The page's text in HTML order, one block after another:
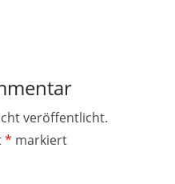
veröffentlicht.
* markiert